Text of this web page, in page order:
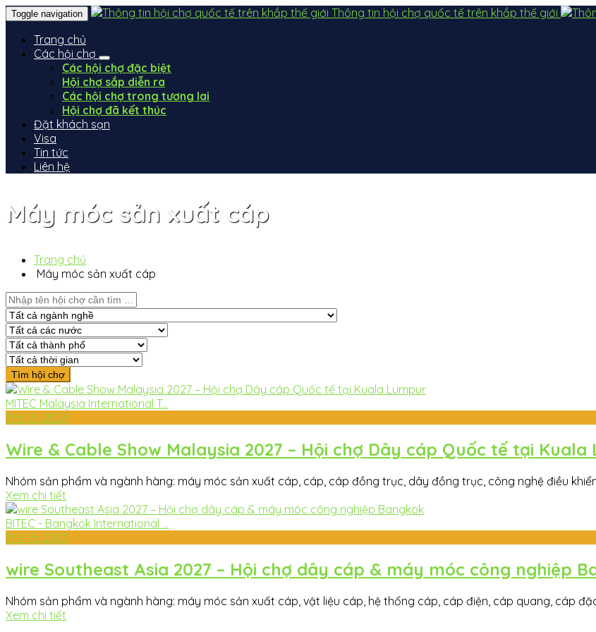
Toggle navigation
Thông tin hội chợ quốc tế trên khắp thế giới
Trang chủ
Các hội chợ
Các hội chợ đặc biệt
Hội chợ sắp diễn ra
Các hội chợ trong tương lai
Hội chợ đã kết thúc
Đặt khách sạn
Visa
Tin tức
Liên hệ
Máy móc sản xuất cáp
Trang chủ
Máy móc sản xuất cáp
MITEC Malaysia International T...
Th8 10-2027
Wire & Cable Show Malaysia 2027 – Hội chợ Dây cáp Quốc tế tại Kuala
Nhóm sản phẩm và ngành hàng: máy móc sản xuất cáp, cáp, cáp đồng trục, dây đồng trục, công nghệ điều
Xem chi tiết
BITEC - Bangkok International ...
Th9 15-2027
wire Southeast Asia 2027 – Hội chợ dây cáp & máy móc công nghiệp
Nhóm sản phẩm và ngành hàng: máy móc sản xuất cáp, vật liệu cáp, hệ thống cáp, cáp điện, cáp quang, cáp
Xem chi tiết